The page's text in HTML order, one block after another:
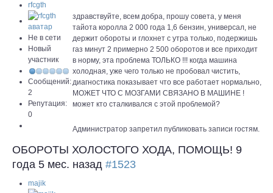
rfcgth
Не в сети
Новый
участник
Сообщений:
2
Репутация:
0
здравствуйте, всем добра, прошу совета, у меня
тайота королла 2 000 года 1,6 бензин, универсал, не
держит обороты и глохнет с утра только, подержишь
газ минут 2 примерно 2 500 оборотов и все приходит
в норму, эта проблема ТОЛЬКО !!! когда машина
холодная, уже чего только не пробовал чистить,
диагностика показывает что все работает нормально,
МОЖЕТ ЧТО С МОЗГАМИ СВЯЗАНО В МАШИНЕ !
может кто сталкивался с этой проблемой?
Администратор запретил публиковать записи гостям.
ОБОРОТЫ ХОЛОСТОГО ХОДА, ПОМОЩЬ! 9
года 5 мес. назад #1523
majik